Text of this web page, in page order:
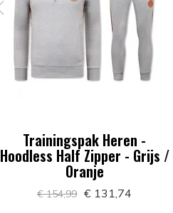
Trainingspak Heren -
Hoodless Half Zipper - Grijs /
Oranje
€ 154,99 € 131,74